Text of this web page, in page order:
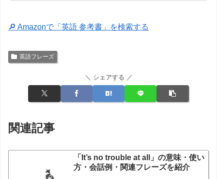
🔎 Amazonで「英語 参考書」を検索する
英語フレーズ
＼ シェアする ／
関連記事
「It’s no trouble at all」の意味・使い
方・会話例・関連フレーズを紹介